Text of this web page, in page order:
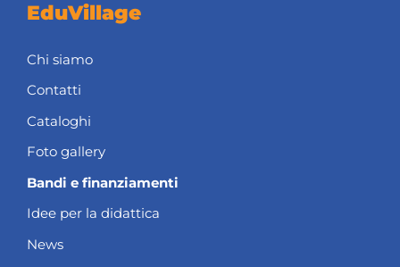
EduVillage
Chi siamo
Contatti
Cataloghi
Foto gallery
Bandi e finanziamenti
Idee per la didattica
News